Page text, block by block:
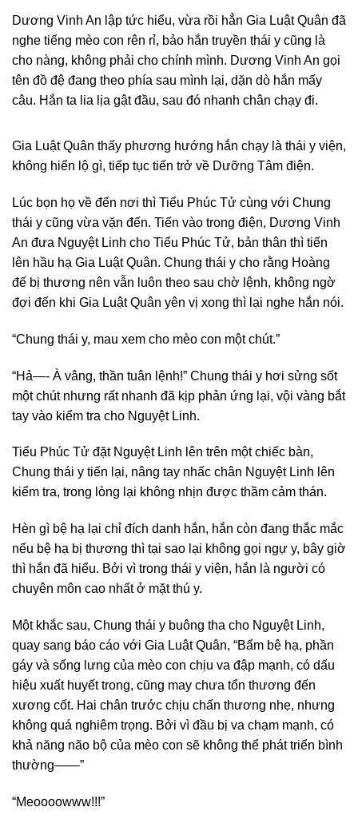
Dương Vinh An lập tức hiểu, vừa rồi hẳn Gia Luật Quân đã
nghe tiếng mèo con rên rỉ, bảo hắn truyền thái y cũng là
cho nàng, không phải cho chính mình. Dương Vinh An gọi
tên đồ đệ đang theo phía sau mình lại, dặn dò hắn mấy
câu. Hắn ta lia lịa gật đầu, sau đó nhanh chân chạy đi.
Gia Luật Quân thấy phương hướng hắn chạy là thái y viện,
không hiển lộ gì, tiếp tục tiến trở về Dưỡng Tâm điện.
Lúc bọn họ về đến nơi thì Tiểu Phúc Tử cùng với Chung
thái y cũng vừa vặn đến. Tiến vào trong điện, Dương Vinh
An đưa Nguyệt Linh cho Tiểu Phúc Tử, bản thân thì tiến
lên hầu hạ Gia Luật Quân. Chung thái y cho rằng Hoàng
đế bị thương nên vẫn luôn theo sau chờ lệnh, không ngờ
đợi đến khi Gia Luật Quân yên vị xong thì lại nghe hắn nói.
“Chung thái y, mau xem cho mèo con một chút.”
“Hả—- À vâng, thần tuân lệnh!” Chung thái y hơi sửng sốt
một chút nhưng rất nhanh đã kịp phản ứng lại, vội vàng bắt
tay vào kiểm tra cho Nguyệt Linh.
Tiểu Phúc Tử đặt Nguyệt Linh lên trên một chiếc bàn,
Chung thái y tiến lại, nâng tay nhấc chân Nguyệt Linh lên
kiểm tra, trong lòng lại không nhịn được thầm cảm thán.
Hèn gì bệ hạ lại chỉ đích danh hắn, hắn còn đang thắc mắc
nếu bệ hạ bị thương thì tại sao lại không gọi ngự y, bây giờ
thì hắn đã hiểu. Bởi vì trong thái y viện, hắn là người có
chuyên môn cao nhất ở mặt thú y.
Một khắc sau, Chung thái y buông tha cho Nguyệt Linh,
quay sang báo cáo với Gia Luật Quân, “Bẩm bệ hạ, phần
gáy và sống lưng của mèo con chịu va đập mạnh, có dấu
hiệu xuất huyết trong, cũng may chưa tổn thương đến
xương cốt. Hai chân trước chịu chấn thương nhẹ, nhưng
không quá nghiêm trọng. Bởi vì đầu bị va chạm mạnh, có
khả năng não bộ của mèo con sẽ không thể phát triển bình
thường——”
“Meoooowww!!!”